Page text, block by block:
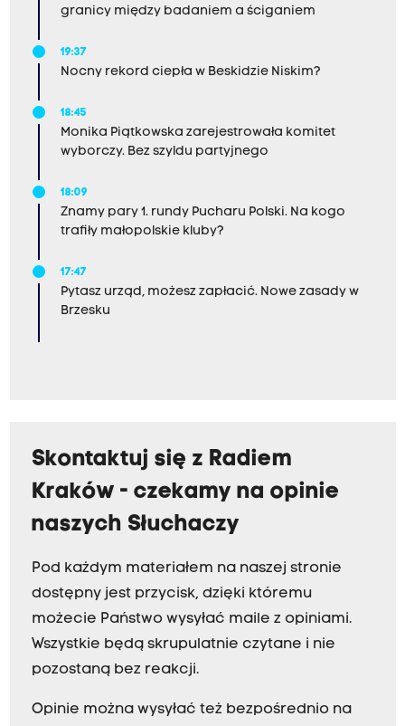
granicy między badaniem a ściganiem
19:37
Nocny rekord ciepła w Beskidzie Niskim?
18:45
Monika Piątkowska zarejestrowała komitet
wyborczy. Bez szyldu partyjnego
18:09
Znamy pary 1. rundy Pucharu Polski. Na kogo
trafiły małopolskie kluby?
17:47
Pytasz urząd, możesz zapłacić. Nowe zasady w
Brzesku
Skontaktuj się z Radiem
Kraków - czekamy na opinie
naszych Słuchaczy
Pod każdym materiałem na naszej stronie
dostępny jest przycisk, dzięki któremu
możecie Państwo wysyłać maile z opiniami.
Wszystkie będą skrupulatnie czytane i nie
pozostaną bez reakcji.
Opinie można wysyłać też bezpośrednio na